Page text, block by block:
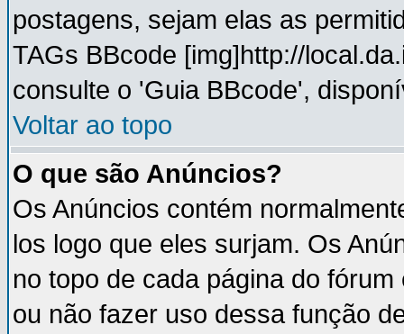
postagens, sejam elas as
TAGs BBcode [img]http://
consulte o 'Guia BBcode',
Voltar ao topo
O que são Anúncios?
Os Anúncios contém
los logo que eles surjam. Os
no topo de cada página do
ou não fazer uso dessa função